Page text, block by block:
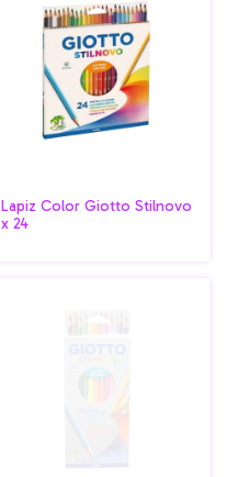
Lapiz Color Giotto Stilnovo
x 24